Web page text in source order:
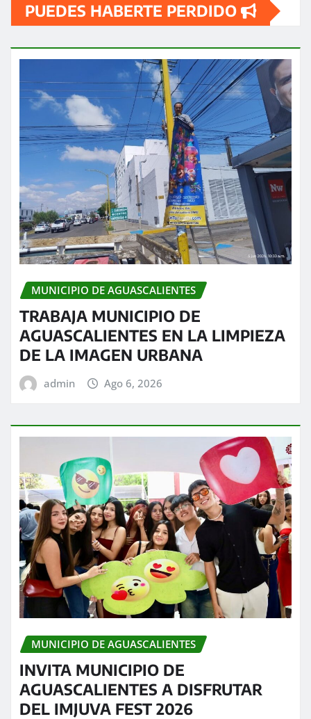
PUEDES HABERTE PERDIDO
MUNICIPIO DE AGUASCALIENTES
TRABAJA MUNICIPIO DE
AGUASCALIENTES EN LA LIMPIEZA
DE LA IMAGEN URBANA
admin Ago 6, 2026
MUNICIPIO DE AGUASCALIENTES
INVITA MUNICIPIO DE
AGUASCALIENTES A DISFRUTAR
DEL IMJUVA FEST 2026